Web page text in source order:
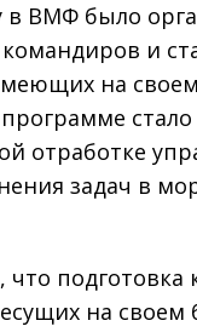
в ВМФ было
командиров и
на
отработке
задач в
подготовка
на